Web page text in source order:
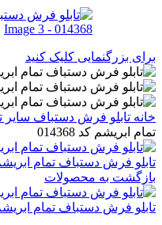
برای بزرگنمایی کلیک کنید
خانه تابلو فرش دستباف سایر
تمام ابریشم کد 014368
تابلو فرش دستباف تمام ابریشم کد
بازگشت به محصولات
تابلو فرش دستباف تمام ابریشم